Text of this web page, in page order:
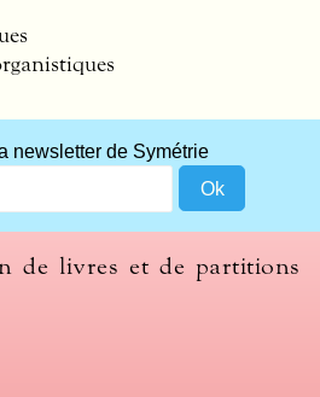
newsletter de Symétrie
de livres et de partitions